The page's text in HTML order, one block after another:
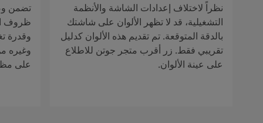
نظراً لاختلاف إعدادات الشاشة والأنظمة
التشغيلية، قد لا تظهر الألوان على شاشتك
بالدقة المتوقعة. تم تقديم هذه الألوان كدليل
تقريبي فقط. زر أقرب متجر جوتن للاطلاع
على عينة الألوان.
تضمن
ظروف
وقدرة
وغيره
على